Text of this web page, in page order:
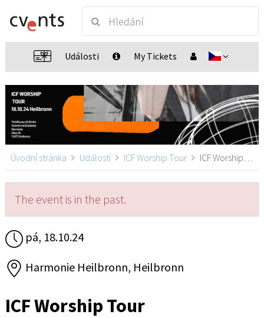
Události My Tickets
Úvodní stránka Události ICF Worship Tour ICF Worship Tour, Heilbronn
The event is in the past.
pá, 18.10.24
Harmonie Heilbronn, Heilbronn
ICF Worship Tour